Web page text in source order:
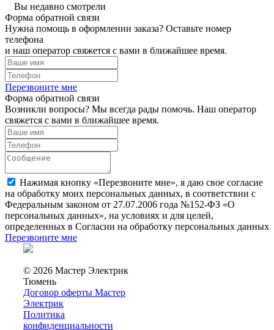
Вы недавно смотрели
Форма обратной связи
Нужна помощь в оформлении заказа? Оставьте номер
телефона
и наш оператор свяжется с вами в ближайшее время.
Перезвоните мне
Форма обратной связи
Возникли вопросы? Мы всегда рады помочь. Наш оператор
свяжется с вами в ближайшее время.
Нажимая кнопку «Перезвоните мне», я даю свое согласие
на обработку моих персональных данных, в соответствии с
Федеральным законом от 27.07.2006 года №152-ФЗ «О
персональных данных», на условиях и для целей,
определенных в Согласии на обработку персональных данных
Перезвоните мне
© 2026 Мастер Электрик
Тюмень
Договор оферты Мастер
Электрик
Политика
конфиденциальности